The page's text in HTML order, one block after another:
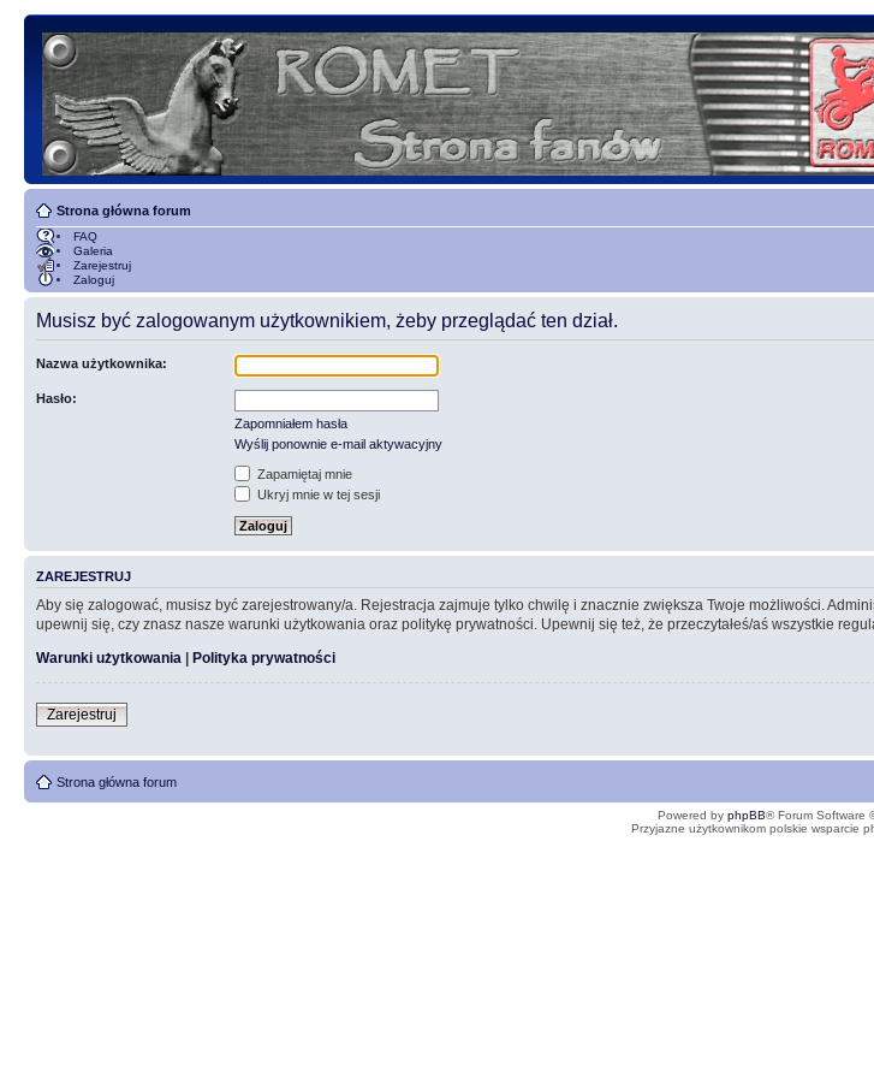
Strona główna forum
FAQ
Galeria
Zarejestruj
Zaloguj
Musisz być zalogowanym użytkownikiem, żeby przeglądać ten dział.
Nazwa użytkownika:
Hasło:
Zapomniałem hasła
Wyślij ponownie e-mail aktywacyjny
Zapamiętaj mnie
Ukryj mnie w tej sesji
ZAREJESTRUJ
Aby się zalogować, musisz być zarejestrowany/a. Rejestracja zajmuje tylko chwilę i znacznie zwiększa Twoje możliwości.
upewnij się, czy znasz nasze warunki użytkowania oraz politykę prywatności. Upewnij się też, że przeczytałeś/aś wszystkie
Warunki użytkowania | Polityka prywatności
Zarejestruj
Strona główna forum
Powered by phpBB® Forum Software
Przyjazne użytkownikom polskie wsparcie